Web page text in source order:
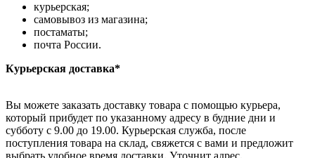
курьерская;
самовывоз из магазина;
постаматы;
почта России.
Курьерская доставка*
Вы можете заказать доставку товара с помощью курьера,
который прибудет по указанному адресу в будние дни и
субботу с 9.00 до 19.00. Курьерская служба, после
поступления товара на склад, свяжется с вами и предложит